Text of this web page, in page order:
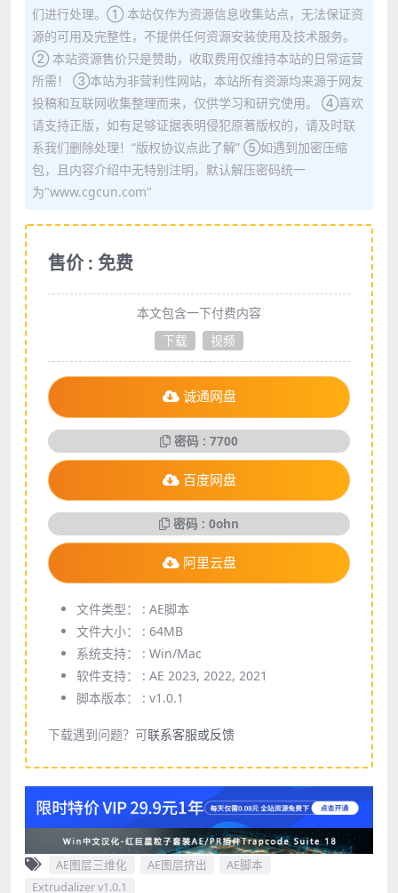
们进行处理。① 本站仅作为资源信息收集站点，无法保证资
源的可用及完整性，不提供任何资源安装使用及技术服务。
② 本站资源售价只是赞助，收取费用仅维持本站的日常运营
所需！ ③本站为非营利性网站，本站所有资源均来源于网友
投稿和互联网收集整理而来，仅供学习和研究使用。 ④喜欢
请支持正版，如有足够证据表明侵犯原著版权的，请及时联
系我们删除处理！“版权协议点此了解” ⑤如遇到加密压缩
包，且内容介绍中无特别注明，默认解压密码统一
为"www.cgcun.com"
售价 : 免费
本文包含一下付费内容
下载
视频
诚通网盘
密码 : 7700
百度网盘
密码 : 0ohn
阿里云盘
文件类型： : AE脚本
文件大小： : 64MB
系统支持： : Win/Mac
软件支持： : AE 2023, 2022, 2021
脚本版本： : v1.0.1
下载遇到问题？可联系客服或反馈
AE图层三维化 AE图层挤出
AE脚本
Extrudalizer v1.0.1